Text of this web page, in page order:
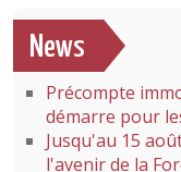
News
Précompte
démarre pour
Jusqu'au 15
l'avenir de la